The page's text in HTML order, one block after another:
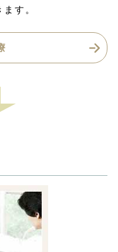
す。